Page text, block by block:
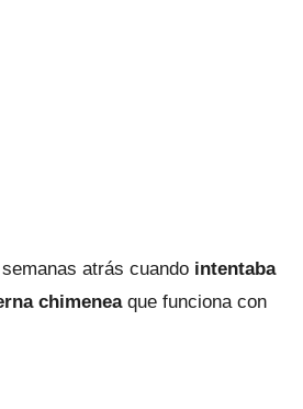
atrás cuando intentaba
chimeneaque funciona con